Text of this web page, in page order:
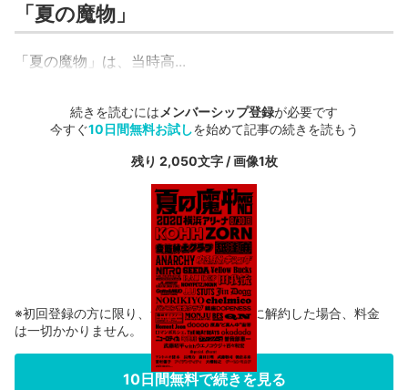
「夏の魔物」
「夏の魔物」は、当時高...
続きを読むには メンバーシップ登録が必要です
今すぐ10日間無料お試しを始めて記事の続きを読もう
残り 2,050文字 / 画像1枚
※初回登録の方に限り、無料お試し期間中に解約した場合、料金
は一切かかりません。
10日間無料で続きを見る